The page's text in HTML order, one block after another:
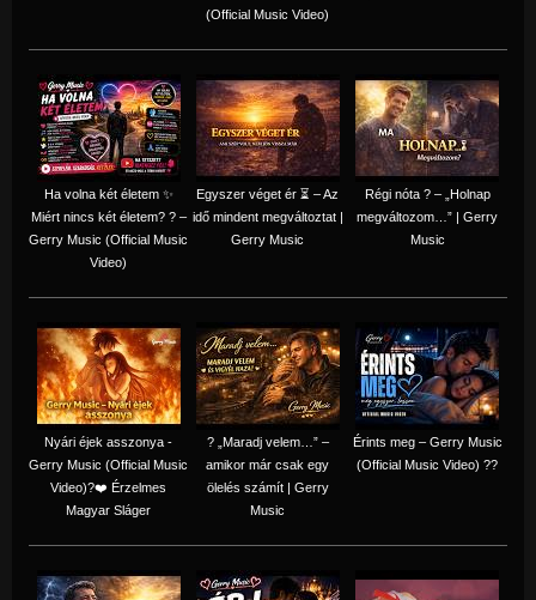
(Official Music Video)
Ha volna két életem ✨
Miért nincs két életem? ? –
Gerry Music (Official Music
Video)
Egyszer véget ér ⏳ – Az
idő mindent megváltoztat |
Gerry Music
Régi nóta ? – „Holnap
megváltozom…” | Gerry
Music
Nyári éjek asszonya -
Gerry Music (Official Music
Video)?❤️ Érzelmes
Magyar Sláger
? „Maradj velem…” –
amikor már csak egy
ölelés számít | Gerry
Music
Érints meg – Gerry Music
(Official Music Video) ??